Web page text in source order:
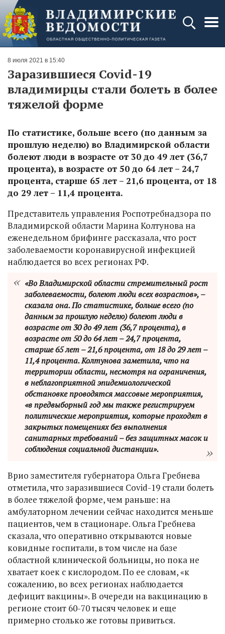
8 июля 2021 в 15:40
Заразившиеся Covid-19
владимирцы стали болеть в более
тяжелой форме
По статистике, больше всего (по данным за
прошлую неделю) во Владимирской области
болеют люди в возрасте от 30 до 49 лет (36,7
процента), в возрасте от 50 до 64 лет – 24,7
процента, старше 65 лет – 21,6 процента, от 18
до 29 лет – 11,4 процента.
Представитель управления Роспотребнадзора по
Владимирской области Марина Колтунова на
еженедельном брифинге рассказала, что рост
заболеваемости коронавирусной инфекцией
наблюдается во всех регионах РФ.
«Во Владимирской области стремительный рост
заболеваемости, болеют люди всех возрастов», –
сказала она. По статистике, больше всего (по
данным за прошлую неделю) болеют люди в
возрасте от 30 до 49 лет (36,7 процента), в
возрасте от 50 до 64 лет – 24,7 процента,
старше 65 лет – 21,6 процента, от 18 до 29 лет –
11,4 процента. Колтунова заметила, что на
территории области, несмотря на ограничения,
в неблагоприятной эпидемиологической
обстановке проводятся массовые мероприятия,
«в предвыборный год мы также регистрируем
политические мероприятия, которые проходят в
закрытых помещениях без выполнения
санитарных требований – без защитных масок и
соблюдения социальной дистанции».
Врио заместителя губернатора Ольга Гребнева
отметила, что заразившиеся Covid-19 стали болеть
в более тяжелой форме, чем раньше: на
амбулаторном лечении сейчас находится меньше
пациентов, чем в стационаре. Ольга Гребнева
сказала, что оперативно открываются новые
ковидные госпитали, в том числе на базе
областной клинической больницы, но пока не
хватает коек с кислородом. По ее словам, «к
сожалению, во всех регионах наблюдается
дефицит вакцины». В очереди на вакцинацию в
регионе стоит 60-70 тысяч человек и еще
примерно столько же готовы привиться.